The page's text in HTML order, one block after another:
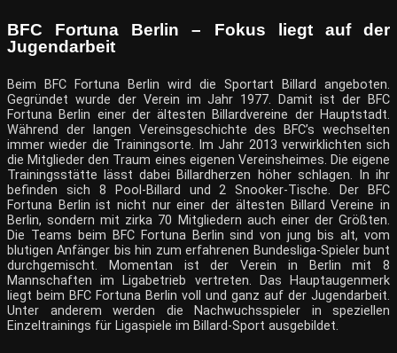
BFC Fortuna Berlin – Fokus liegt auf der
Jugendarbeit
Beim BFC Fortuna Berlin wird die Sportart Billard angeboten.
Gegründet wurde der Verein im Jahr 1977. Damit ist der BFC
Fortuna Berlin einer der ältesten Billardvereine der Hauptstadt.
Während der langen Vereinsgeschichte des BFC’s wechselten
immer wieder die Trainingsorte. Im Jahr 2013 verwirklichten sich
die Mitglieder den Traum eines eigenen Vereinsheimes. Die eigene
Trainingsstätte lässt dabei Billardherzen höher schlagen. In ihr
befinden sich 8 Pool-Billard und 2 Snooker-Tische. Der BFC
Fortuna Berlin ist nicht nur einer der ältesten Billard Vereine in
Berlin, sondern mit zirka 70 Mitgliedern auch einer der Größten.
Die Teams beim BFC Fortuna Berlin sind von jung bis alt, vom
blutigen Anfänger bis hin zum erfahrenen Bundesliga-Spieler bunt
durchgemischt. Momentan ist der Verein in Berlin mit 8
Mannschaften im Ligabetrieb vertreten. Das Hauptaugenmerk
liegt beim BFC Fortuna Berlin voll und ganz auf der Jugendarbeit.
Unter anderem werden die Nachwuchsspieler in speziellen
Einzeltrainings für Ligaspiele im Billard-Sport ausgebildet.